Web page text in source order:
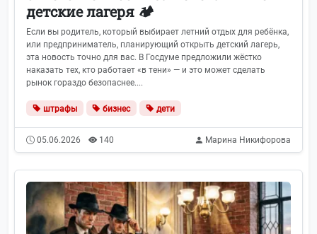
детские лагеря 🏕️
Если вы родитель, который выбирает летний отдых для ребёнка,
или предприниматель, планирующий открыть детский лагерь,
эта новость точно для вас. В Госдуме предложили жёстко
наказать тех, кто работает «в тени» — и это может сделать
рынок гораздо безопаснее....
штрафы бизнес дети
05.06.2026 140 Марина Никифорова